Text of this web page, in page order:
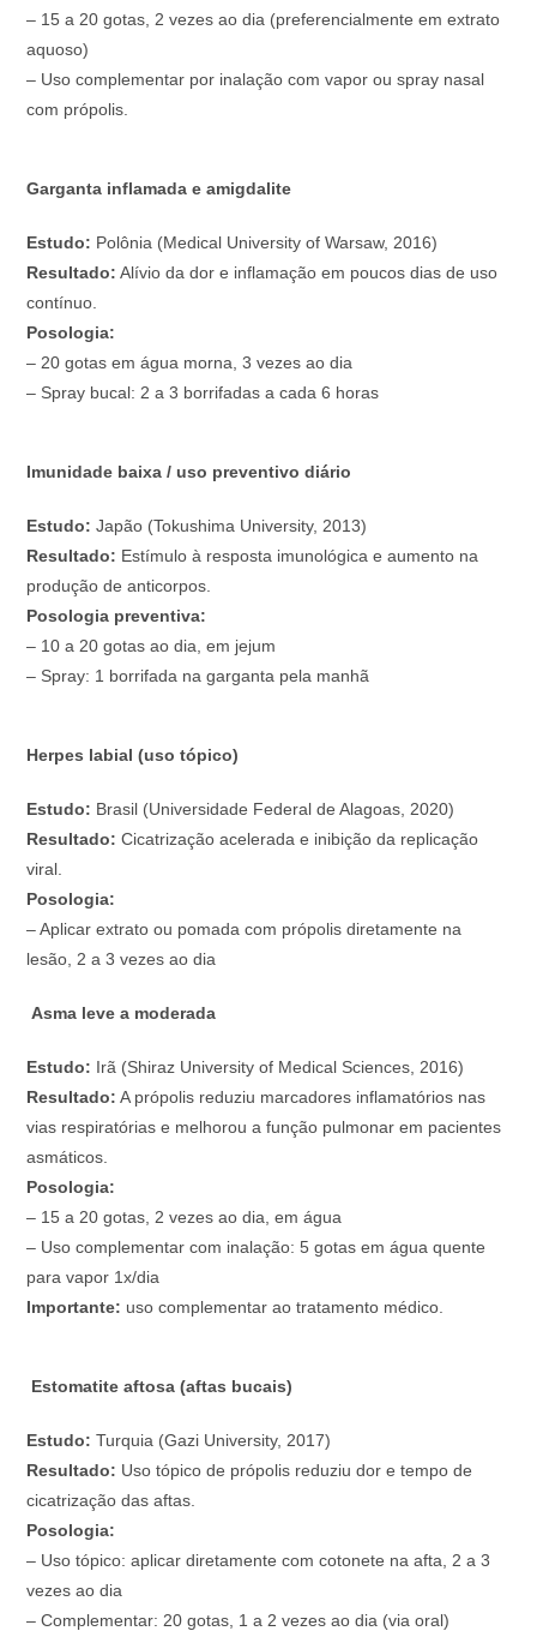
– 15 a 20 gotas, 2 vezes ao dia (preferencialmente em extrato
aquoso)
– Uso complementar por inalação com vapor ou spray nasal
com própolis.
Garganta inflamada e amigdalite
Estudo: Polônia (Medical University of Warsaw, 2016)
Resultado: Alívio da dor e inflamação em poucos dias de uso
contínuo.
Posologia:
– 20 gotas em água morna, 3 vezes ao dia
– Spray bucal: 2 a 3 borrifadas a cada 6 horas
Imunidade baixa / uso preventivo diário
Estudo: Japão (Tokushima University, 2013)
Resultado: Estímulo à resposta imunológica e aumento na
produção de anticorpos.
Posologia preventiva:
– 10 a 20 gotas ao dia, em jejum
– Spray: 1 borrifada na garganta pela manhã
Herpes labial (uso tópico)
Estudo: Brasil (Universidade Federal de Alagoas, 2020)
Resultado: Cicatrização acelerada e inibição da replicação
viral.
Posologia:
– Aplicar extrato ou pomada com própolis diretamente na
lesão, 2 a 3 vezes ao dia
Asma leve a moderada
Estudo: Irã (Shiraz University of Medical Sciences, 2016)
Resultado: A própolis reduziu marcadores inflamatórios nas
vias respiratórias e melhorou a função pulmonar em pacientes
asmáticos.
Posologia:
– 15 a 20 gotas, 2 vezes ao dia, em água
– Uso complementar com inalação: 5 gotas em água quente
para vapor 1x/dia
Importante: uso complementar ao tratamento médico.
Estomatite aftosa (aftas bucais)
Estudo: Turquia (Gazi University, 2017)
Resultado: Uso tópico de própolis reduziu dor e tempo de
cicatrização das aftas.
Posologia:
– Uso tópico: aplicar diretamente com cotonete na afta, 2 a 3
vezes ao dia
– Complementar: 20 gotas, 1 a 2 vezes ao dia (via oral)